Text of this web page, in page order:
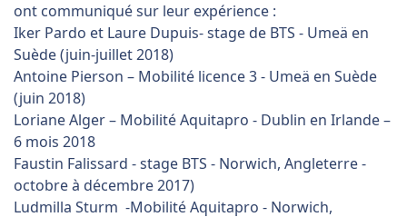
ont communiqué sur leur expérience :
Iker Pardo et Laure Dupuis- stage de BTS - Umeä en
Suède (juin-juillet 2018)
Antoine Pierson – Mobilité licence 3 - Umeä en Suède
(juin 2018)
Loriane Alger – Mobilité Aquitapro - Dublin en Irlande –
6 mois 2018
Faustin Falissard - stage BTS - Norwich, Angleterre -
octobre à décembre 2017)
Ludmilla Sturm -Mobilité Aquitapro - Norwich,